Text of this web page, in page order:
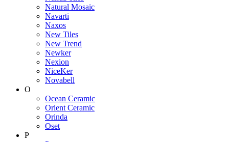
Natural Mosaic
Navarti
Naxos
New Tiles
New Trend
Newker
Nexion
NiceKer
Novabell
O
Ocean Ceramic
Orient Ceramic
Orinda
Oset
P